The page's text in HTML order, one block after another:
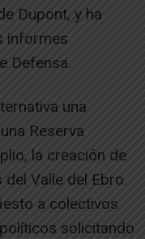
Dupont, y ha
informes
Defensa.
una
Reserva
la creación de
Valle del Ebro.
a colectivos
solicitando